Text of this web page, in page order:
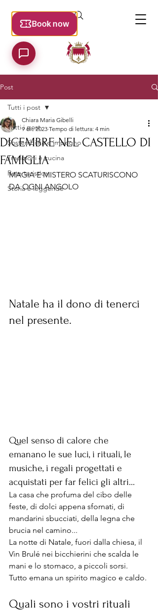
Post
Tutti i post
Sostenibilità e impegno
Tradizioni e cucina
Rete turistica
Storia e leggende
Tutti i post
DICEMBRE NEL CASTELLO DI
FAMIGLIA
Chiara Maria Gibelli
9 dic 2023 Tempo di lettura: 4 min
MAGIA E MISTERO SCATURISCONO
DA OGNI ANGOLO
Natale ha il dono di tenerci
nel presente.
Quel senso di calore che
emanano le sue luci, i rituali, le
musiche, i regali progettati e
acquistati per far felici gli altri...
La casa che profuma del cibo delle
feste, di dolci appena sfornati, di
mandarini sbucciati, della legna che
brucia nel camino...
La notte di Natale, fuori dalla chiesa, il
Vin Brulé nei bicchierini che scalda le
mani e lo stomaco, a piccoli sorsi.
Tutto emana un spirito magico e caldo.
Quali sono i vostri rituali